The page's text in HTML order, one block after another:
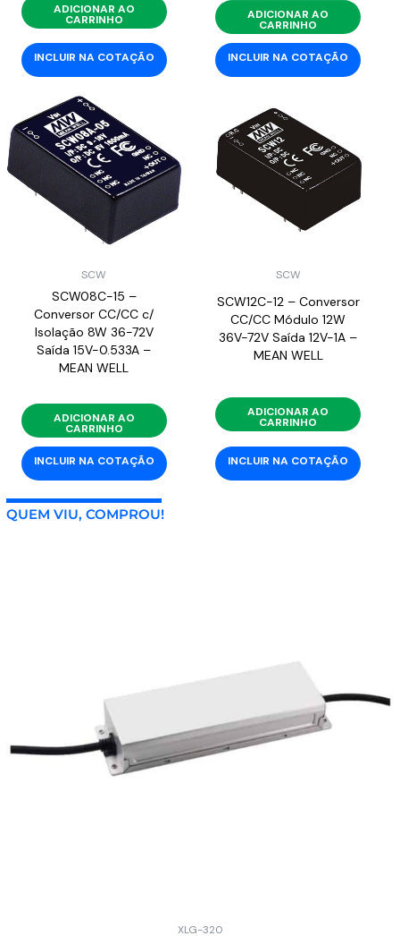
ADICIONAR AO
CARRINHO
INCLUIR NA COTAÇÃO
ADICIONAR AO
CARRINHO
INCLUIR NA COTAÇÃO
SCW
SCW08C-15 –
Conversor CC/CC c/
Isolação 8W 36-72V
Saída 15V-0.533A –
MEAN WELL
ADICIONAR AO
CARRINHO
INCLUIR NA COTAÇÃO
SCW
SCW12C-12 – Conversor
CC/CC Módulo 12W
36V-72V Saída 12V-1A –
MEAN WELL
ADICIONAR AO
CARRINHO
INCLUIR NA COTAÇÃO
QUEM VIU, COMPROU!
XLG-320